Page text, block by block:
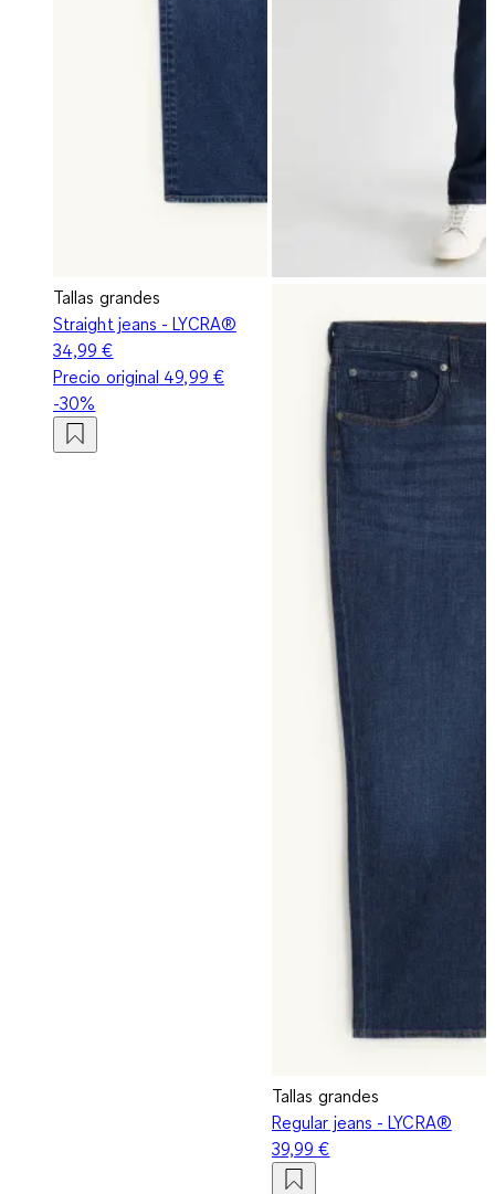
Tallas grandes
Straight jeans - LYCRA®
34,99 €
Precio original 49,99 €
-30%
Tallas grandes
Regular jeans - LYCRA®
39,99 €